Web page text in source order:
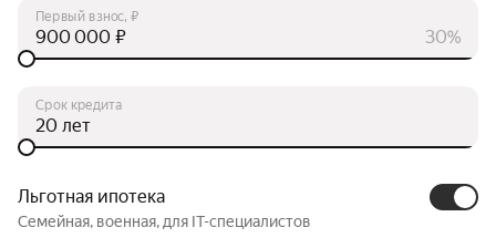
Первый взнос, ₽
30%
₽
Срок кредита
лет
Льготная ипотека
Семейная, военная, для IT-специалистов